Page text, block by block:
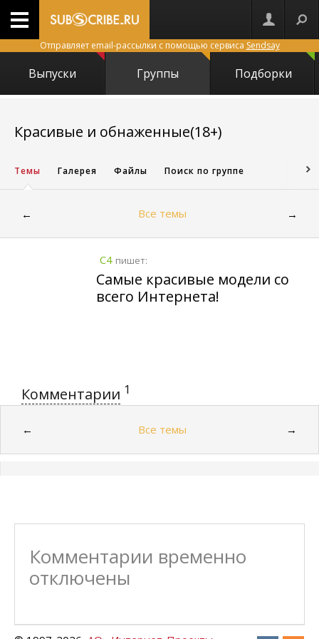
Отправляет email-рассылки с помощью сервиса Sendsay
Выпуски Группы Подборки
Красивые и обнаженные(18+)
Темы Галерея Файлы Поиск по группе
← Все темы →
C4 пишет:
Самые красивые модели со
всего Интернета!
Комментарии 1
← Все темы →
Комментарии временно
отключены